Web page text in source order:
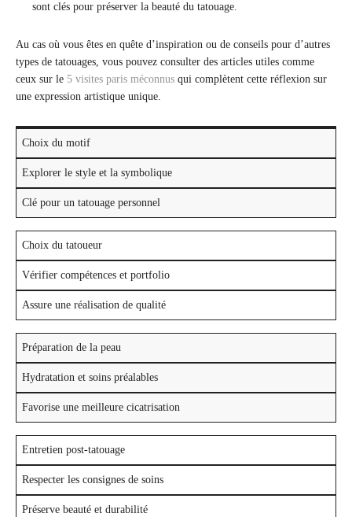
sont clés pour préserver la beauté du tatouage.
Au cas où vous êtes en quête d’inspiration ou de conseils pour d’autres
types de tatouages, vous pouvez consulter des articles utiles comme
ceux sur le 5 visites paris méconnus qui complètent cette réflexion sur
une expression artistique unique.
Choix du motif
Explorer le style et la symbolique
Clé pour un tatouage personnel
Choix du tatoueur
Vérifier compétences et portfolio
Assure une réalisation de qualité
Préparation de la peau
Hydratation et soins préalables
Favorise une meilleure cicatrisation
Entretien post-tatouage
Respecter les consignes de soins
Préserve beauté et durabilité